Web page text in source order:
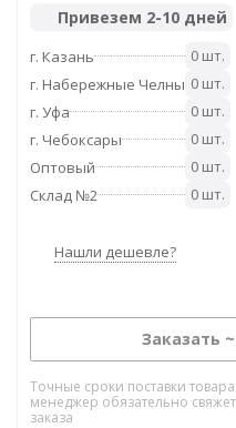
Привезем 2-10 дней
г. Казань
0 шт.
г. Набережные Челны 0 шт.
г. Уфа
0 шт.
г. Чебоксары
0 шт.
Оптовый
0 шт.
Склад №2
0 шт.
Нашли дешевле?
Заказать
Точные сроки поставки
менеджер обязательно
заказа